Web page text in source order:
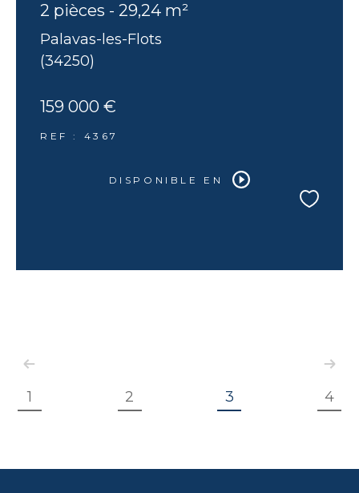
2 pièces - 29,24 m²
Palavas-les-Flots
(34250)
159 000 €
REF : 4367
DISPONIBLE EN
1 2 3 4